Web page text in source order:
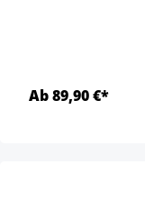
Ab 89,90 €*